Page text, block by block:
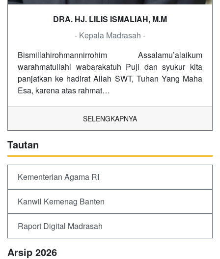
DRA. HJ. LILIS ISMALIAH, M.M
- Kepala Madrasah -
Bismillahirohmannirrohim Assalamu’alaikum
warahmatullahi wabarakatuh Puji dan syukur kita
panjatkan ke hadirat Allah SWT, Tuhan Yang Maha
Esa, karena atas rahmat…
SELENGKAPNYA
Tautan
Kementerian Agama RI
Kanwil Kemenag Banten
Raport Digital Madrasah
Arsip 2026